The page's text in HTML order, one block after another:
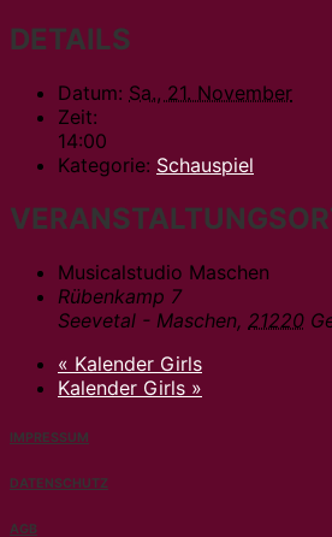
DETAILS
Datum: Sa., 21. November
Zeit:
14:00
Kategorie: Schauspiel
Musicalstudio Maschen
Rübenkamp 7
Seevetal - Maschen, 21220
« Kalender Girls
Kalender Girls »
IMPRESSUM
DATENSCHUTZ
AGB